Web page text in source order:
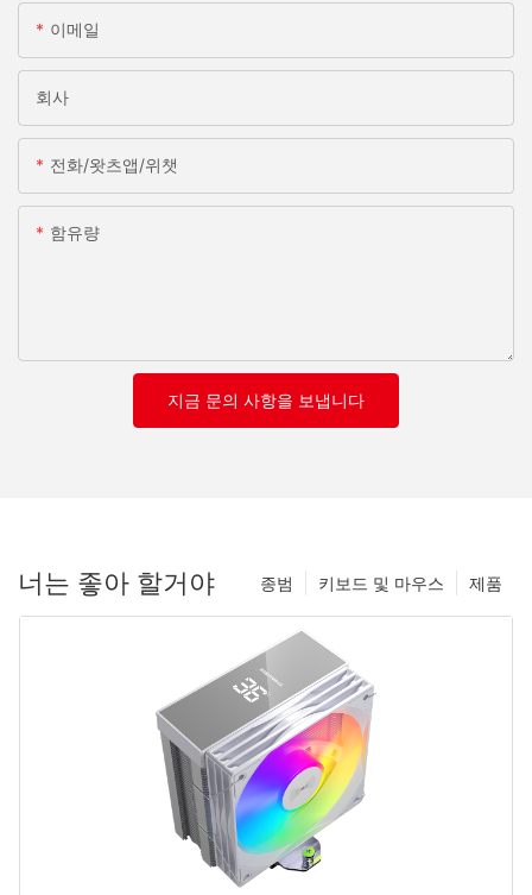
이메일
회사
전화/왓츠앱/위챗
함유량
지금 문의 사항을 보냅니다
너는 좋아 할거야 제품
키보드 및 마우스
종범